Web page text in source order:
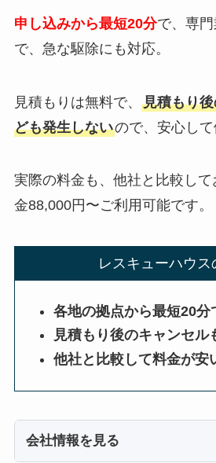
申し込みから最短20分で、専
で、急な駆除にも対応。
見積もりは無料で、 見積もり
ども発生しないので、安心して
実際の料金も、他社と比較し
金88,000円〜ご利用可能です。
レスキューハウス
各地の拠点から最短20分
見積もり後のキャンセル
他社と比較して料金が安
会社情報を見る